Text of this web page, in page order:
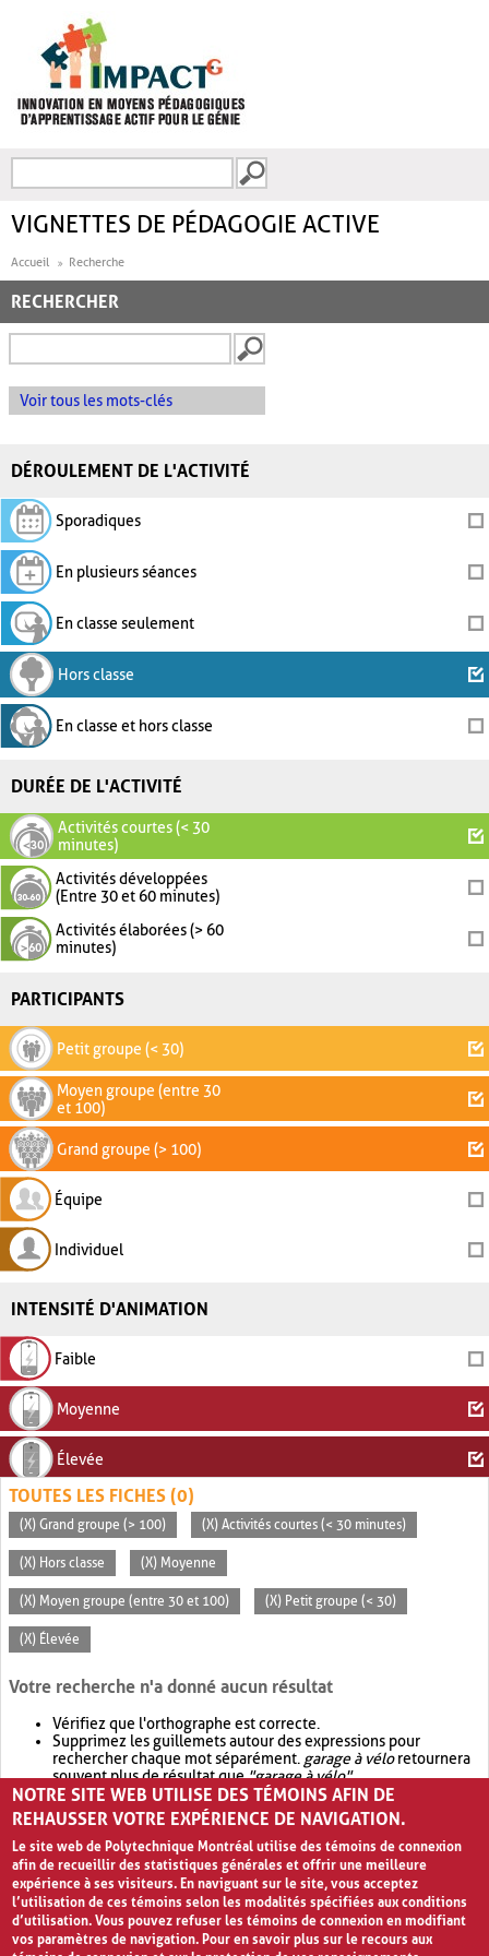
FORMULAIRE DE
VIGNETTES DE PÉDAGOGIE ACTIVE
Accueil Recherche
RECHERCHER
Voir tous les mots-clés
DÉROULEMENT DE L'ACTIVITÉ
Sporadiques
En plusieurs séances
En classe seulement
Hors classe
En classe et hors classe
DURÉE DE L'ACTIVITÉ
Activités courtes (< 30
minutes)
Activités développées
(Entre 30 et 60 minutes)
Activités élaborées (> 60
minutes)
PARTICIPANTS
Petit groupe (< 30)
Moyen groupe (entre 30
et 100)
Grand groupe (> 100)
Équipe
Individuel
INTENSITÉ D'ANIMATION
Faible
Moyenne
Élevée
TOUTES LES FICHES (0)
(X) Grand groupe (> 100) (X) Activités courtes (< 30 minutes)
(X) Hors classe (X) Moyenne
(X) Moyen groupe (entre 30 et 100) (X) Petit groupe (< 30)
(X) Élevée
Votre recherche n'a donné aucun résultat
Vérifiez que l'orthographe est correcte.
Supprimez les guillemets autour des expressions pour
rechercher chaque mot séparément. garage à véloretournera
souvent plus de résultat que"garage à vélo".
Envisagez d'élargir votre recherche avec OR.garage OR vélo
retournera souvent plus de résultat quegarage à vélo
NOTRE SITE WEB UTILISE DES TÉMOINS AFIN DE
REHAUSSER VOTRE EXPÉRIENCE DE NAVIGATION.
Le site web de Polytechnique Montréal utilise des témoins de connexion
afin de recueillir des statistiques générales et offrir une meilleure
expérience à ses visiteurs. En naviguant sur le site, vous acceptez
l’utilisation de ces témoins selon les modalités spécifiées aux conditions
d’utilisation. Vous pouvez refuser les témoins de connexion en modifiant
vos paramètres de navigation. Pour en savoir plus sur le recours aux